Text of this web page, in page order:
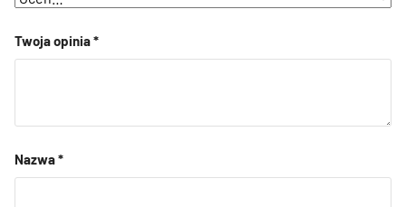
Twoja opinia*
Nazwa*